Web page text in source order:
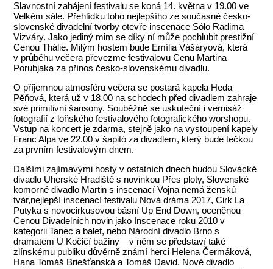
Slavnostní zahájení festivalu se koná 14. května v 19.00 ve
Velkém sále. Přehlídku toho nejlepšího ze současné česko-
slovenské divadelní tvorby otevře inscenace Sólo Radima
Vizváry. Jako jediný mim se díky ní může pochlubit prestižní
Cenou Thálie. Milým hostem bude Emília Vášáryová, která
v průběhu večera převezme festivalovu Cenu Martina
Porubjaka za přínos česko-slovenskému divadlu.
O příjemnou atmosféru večera se postará kapela Heda
Pěňová, která už v 18.00 na schodech před divadlem zahraje
své primitivní šansony. Souběžně se uskuteční i vernisáž
fotografií z loňského festivalového fotografického worshopu.
Vstup na koncert je zdarma, stejně jako na vystoupení kapely
Franc Alpa ve 22.00 v šapitó za divadlem, který bude tečkou
za prvním festivalovým dnem.
Dalšími zajímavými hosty v ostatních dnech budou Slovácké
divadlo Uherské Hradiště s novinkou Přes ploty, Slovenské
komorné divadlo Martin s inscenací Vojna nemá ženskú
tvár,nejlepší inscenací festivalu Nová dráma 2017, Cirk La
Putyka s novocirkusovou básní Up End Down, oceněnou
Cenou Divadelních novin jako Inscenace roku 2010 v
kategorii Tanec a balet, nebo Národní divadlo Brno s
dramatem U Kočičí bažiny – v něm se představí také
zlínskému publiku důvěrně známí herci Helena Čermáková,
Hana Tomáš Briešťanská a Tomáš David. Nové divadlo